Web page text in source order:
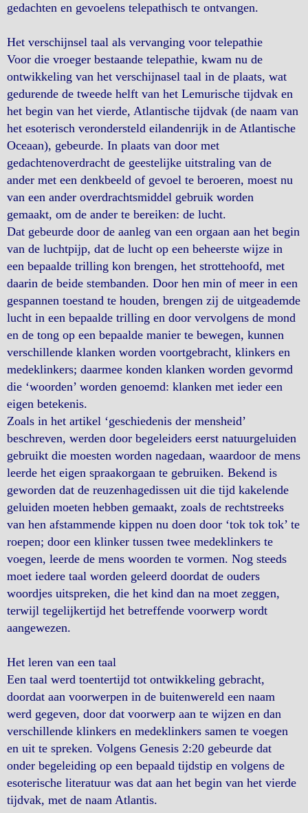
gedachten en gevoelens telepathisch te ontvangen.
Het verschijnsel taal als vervanging voor telepathie
Voor die vroeger bestaande telepathie, kwam nu de
ontwikkeling van het verschijnasel taal in de plaats, wat
gedurende de tweede helft van het Lemurische tijdvak en
het begin van het vierde, Atlantische tijdvak (de naam van
het esoterisch verondersteld eilandenrijk in de Atlantische
Oceaan), gebeurde. In plaats van door met
gedachtenoverdracht de geestelijke uitstraling van de
ander met een denkbeeld of gevoel te beroeren, moest nu
van een ander overdrachtsmiddel gebruik worden
gemaakt, om de ander te bereiken: de lucht.
Dat gebeurde door de aanleg van een orgaan aan het begin
van de luchtpijp, dat de lucht op een beheerste wijze in
een bepaalde trilling kon brengen, het strottehoofd, met
daarin de beide stembanden. Door hen min of meer in een
gespannen toestand te houden, brengen zij de uitgeademde
lucht in een bepaalde trilling en door vervolgens de mond
en de tong op een bepaalde manier te bewegen, kunnen
verschillende klanken worden voortgebracht, klinkers en
medeklinkers; daarmee konden klanken worden gevormd
die ‘woorden’ worden genoemd: klanken met ieder een
eigen betekenis.
Zoals in het artikel ‘geschiedenis der mensheid’
beschreven, werden door begeleiders eerst natuurgeluiden
gebruikt die moesten worden nagedaan, waardoor de mens
leerde het eigen spraakorgaan te gebruiken. Bekend is
geworden dat de reuzenhagedissen uit die tijd kakelende
geluiden moeten hebben gemaakt, zoals de rechtstreeks
van hen afstammende kippen nu doen door ‘tok tok tok’ te
roepen; door een klinker tussen twee medeklinkers te
voegen, leerde de mens woorden te vormen. Nog steeds
moet iedere taal worden geleerd doordat de ouders
woordjes uitspreken, die het kind dan na moet zeggen,
terwijl tegelijkertijd het betreffende voorwerp wordt
aangewezen.
Het leren van een taal
Een taal werd toentertijd tot ontwikkeling gebracht,
doordat aan voorwerpen in de buitenwereld een naam
werd gegeven, door dat voorwerp aan te wijzen en dan
verschillende klinkers en medeklinkers samen te voegen
en uit te spreken. Volgens Genesis 2:20 gebeurde dat
onder begeleiding op een bepaald tijdstip en volgens de
esoterische literatuur was dat aan het begin van het vierde
tijdvak, met de naam Atlantis.